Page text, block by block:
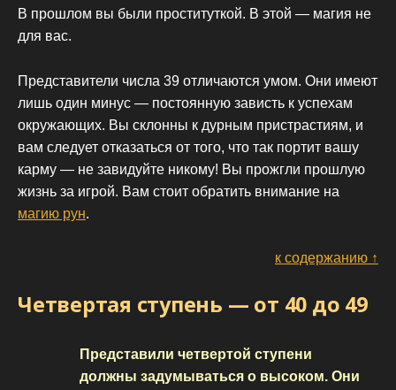
В прошлом вы были проституткой. В этой — магия не
для вас.
Представители числа 39 отличаются умом. Они имеют
лишь один минус — постоянную зависть к успехам
окружающих. Вы склонны к дурным пристрастиям, и
вам следует отказаться от того, что так портит вашу
карму — не завидуйте никому! Вы прожгли прошлую
жизнь за игрой. Вам стоит обратить внимание на
магию рун.
к содержанию ↑
Четвертая ступень — от 40 до 49
Представили четвертой ступени
должны задумываться о высоком. Они